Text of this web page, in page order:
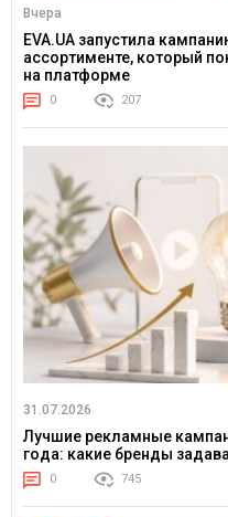
Вчера
EVA.UA запустила
ассортименте, который
на платформе
0 207
31.07.2026
Лучшие рекламные
года: какие бренды
0 745